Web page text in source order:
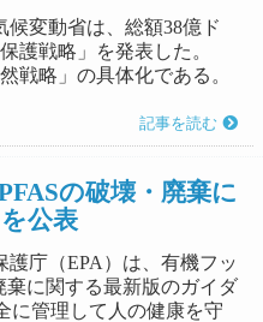
候変動省は、総額38億ド
護戦略」を発表した。
戦略」の具体化である。
記事を読む
の破壊・廃棄に
公表
護庁（EPA）は、有機フッ
棄に関する最新版のガイダ
に管理して人の健康を守